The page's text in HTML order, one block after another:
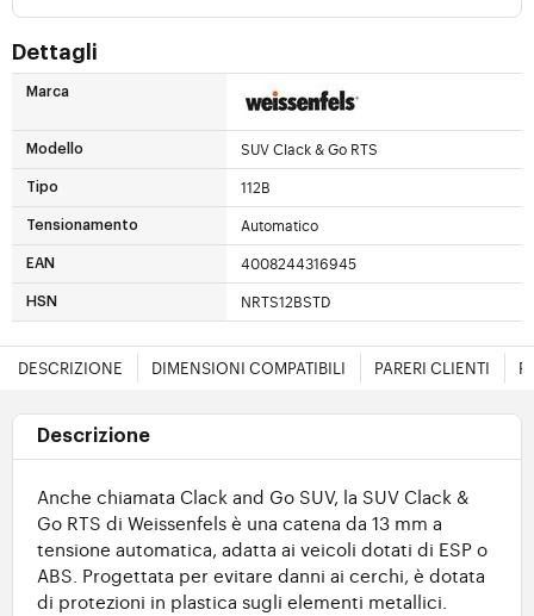
Dettagli
Marca
Modello SUV Clack & Go RTS
Tipo 112B
Tensionamento Automatico
EAN 4008244316945
HSN NRTS12BSTD
DESCRIZIONE DIMENSIONI COMPATIBILI PARERI CLIENTI
Descrizione
Anche chiamata Clack and Go SUV, la SUV Clack &
Go RTS di Weissenfels è una catena da 13 mm a
tensione automatica, adatta ai veicoli dotati di ESP o
ABS. Progettata per evitare danni ai cerchi, è dotata
di protezioni in plastica sugli elementi metallici.